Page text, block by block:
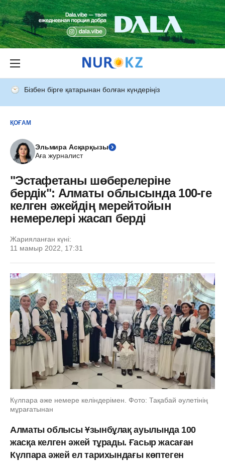
Бізбен бірге қатарынан болған күндеріңіз
ҚОҒАМ
Эльмира Асқарқызы
Аға журналист
"Эстафетаны шөберелеріне
бердік": Алматы облысында 100-ге
келген әжейдің мерейтойын
немерелері жасап берді
Жарияланған күні:
11 мамыр 2022, 17:31
Күлпара әже немере келіндерімен. Фото: Тақабай әулетінің
мұрағатынан
Алматы облысы Ұзынбұлақ ауылында 100
жасқа келген әжей тұрады. Ғасыр жасаған
Күлпара әжей ел тарихындағы көптеген